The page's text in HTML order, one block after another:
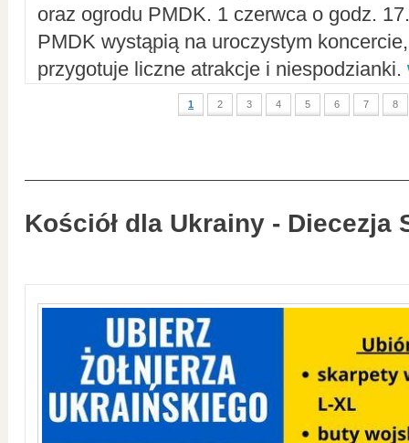
oraz ogrodu PMDK. 1 czerwca o godz.
PMDK wystąpią na uroczystym
przygotuje liczne atrakcje i niespodzianki.
1 2 3 4 5 6 7 8
Kościół dla Ukrainy - Diecezja